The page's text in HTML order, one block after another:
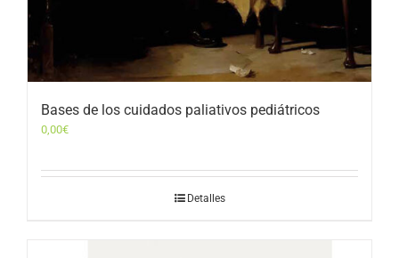
Bases de los cuidados paliativos pediátricos
0,00€
Detalles